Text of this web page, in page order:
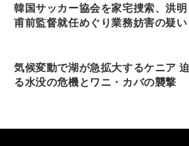
韓国サッカー協会を家宅捜索、洪明
甫前監督就任めぐり業務妨害の疑い
気候変動で湖が急拡大するケニア 迫
る水没の危機とワニ・カバの襲撃